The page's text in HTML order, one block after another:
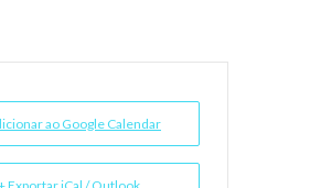
ao Google Calendar